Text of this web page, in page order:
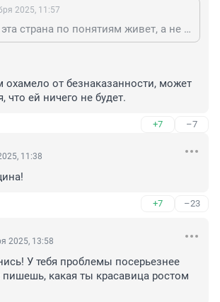
2025, 11:57
Потому что эта страна по понятиям живет, а не по закону. Нет здесь равенства и верховенства закона. Поэтому и женщин священными коровами неприкасаемыми объявили. И подростков до 18 лет. Вот они и борзеют от безнаказанности.
охамело от безнаказанности, может
что ей ничего не будет.
+7 –7
11:38
+7 –23
2025, 13:58
У тебя проблемы посерьезнее
пишешь, какая ты красавица ростом